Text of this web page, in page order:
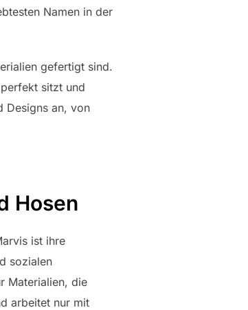
Namen in der
gefertigt sind.
sitzt und
Designs an, von
Hosen
ist ihre
sozialen
Materialien, die
arbeitet nur mit